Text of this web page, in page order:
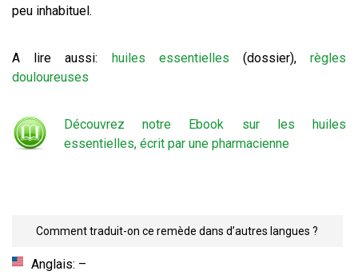
peu inhabituel.
A lire aussi: huiles essentielles (dossier),règles
douloureuses
Découvrez notre Ebook sur les huiles
essentielles, écrit par une pharmacienne
Comment traduit-on ce remède dans d’autres langues ?
Anglais: –